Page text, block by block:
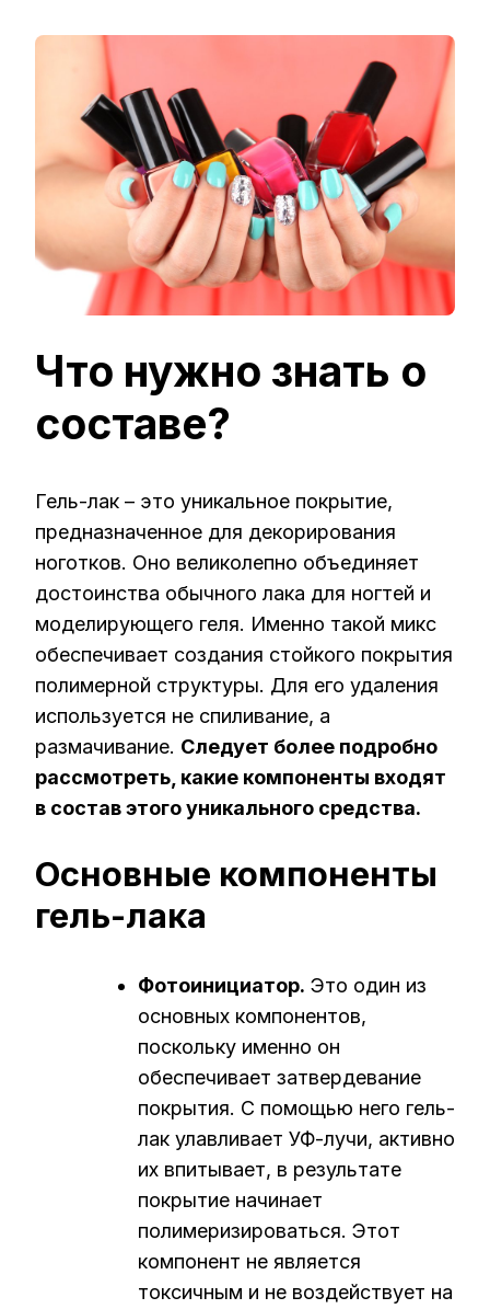
Что нужно знать о
составе?
Гель-лак – это уникальное покрытие,
предназначенное для декорирования
ноготков. Оно великолепно объединяет
достоинства обычного лака для ногтей и
моделирующего геля. Именно такой микс
обеспечивает создания стойкого покрытия
полимерной структуры. Для его удаления
используется не спиливание, а
размачивание. Следует более подробно
рассмотреть, какие компоненты входят
в состав этого уникального средства.
Основные компоненты
гель-лака
Фотоинициатор. Это один из
основных компонентов,
поскольку именно он
обеспечивает затвердевание
покрытия. С помощью него гель-
лак улавливает УФ-лучи, активно
их впитывает, в результате
покрытие начинает
полимеризироваться. Этот
компонент не является
токсичным и не воздействует на